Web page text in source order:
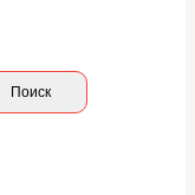
Поиск